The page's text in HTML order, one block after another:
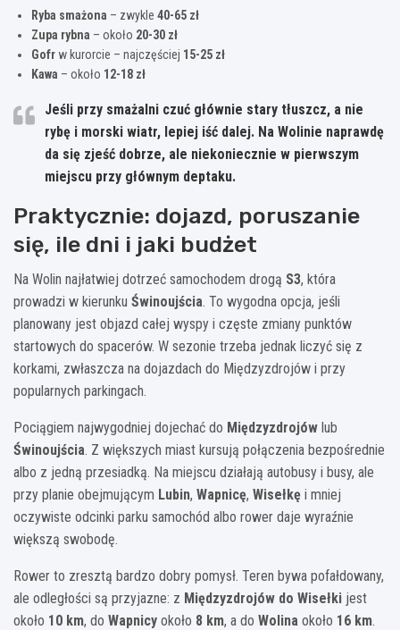
Ryba smażona – zwykle 40-65 zł
Zupa rybna – około 20-30 zł
Gofr w kurorcie – najczęściej 15-25 zł
Kawa – około 12-18 zł
Jeśli przy smażalni czuć głównie stary tłuszcz, a nie
rybę i morski wiatr, lepiej iść dalej. Na Wolinie naprawdę
da się zjeść dobrze, ale niekoniecznie w pierwszym
miejscu przy głównym deptaku.
Praktycznie: dojazd, poruszanie
się, ile dni i jaki budżet
Na Wolin najłatwiej dotrzeć samochodem drogą S3, która
prowadzi w kierunku Świnoujścia. To wygodna opcja, jeśli
planowany jest objazd całej wyspy i częste zmiany punktów
startowych do spacerów. W sezonie trzeba jednak liczyć się z
korkami, zwłaszcza na dojazdach do Międzyzdrojów i przy
popularnych parkingach.
Pociągiem najwygodniej dojechać do Międzyzdrojów lub
Świnoujścia. Z większych miast kursują połączenia bezpośrednie
albo z jedną przesiadką. Na miejscu działają autobusy i busy, ale
przy planie obejmującym Lubin, Wapnicę, Wisełkę i mniej
oczywiste odcinki parku samochód albo rower daje wyraźnie
większą swobodę.
Rower to zresztą bardzo dobry pomysł. Teren bywa pofałdowany,
ale odległości są przyjazne: z Międzyzdrojów do Wisełki jest
około 10 km, do Wapnicy około 8 km, a do Wolina około 16 km.